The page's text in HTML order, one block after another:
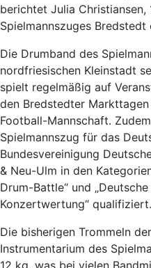
berichtet Julia Christiansen,
Spielmannszuges Bredstedt
Die Drumband des
nordfriesischen Kleinstadt
spielt regelmäßig auf
den Bredstedter
Football-Mannschaft. Zudem
Spielmannszug für das
Bundesvereinigung
& Neu-Ulm in den
Drum-Battle“ und
Konzertwertung“ qualifiziert.
Die bisherigen Trommeln
Instrumentarium des
12 kg, was bei vielen